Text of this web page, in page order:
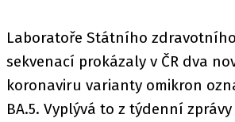
Laboratoře Státního
sekvenací prokázaly v ČR dva
koronaviru varianty omikron
BA.5. Vyplývá to z týdenní zprávy